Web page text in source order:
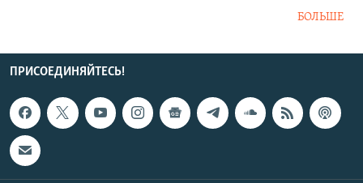
БОЛЬШЕ
ПРИСОЕДИНЯЙТЕСЬ!